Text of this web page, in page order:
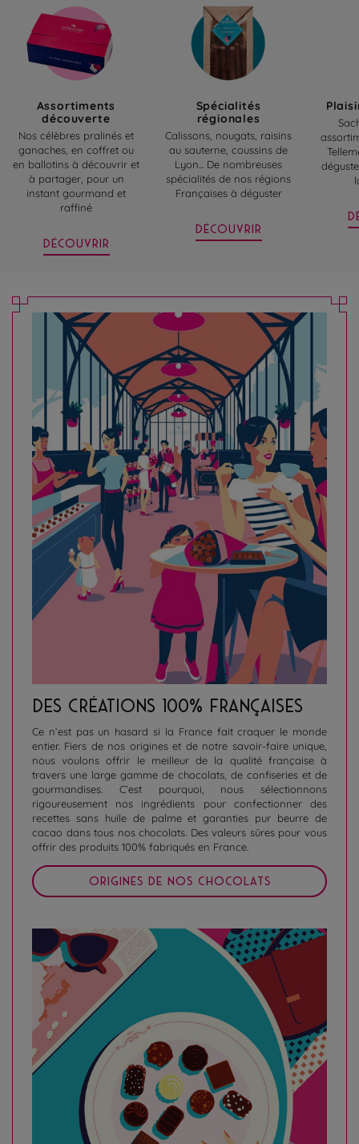
Assortiments
découverte
Nos célèbres pralinés et
ganaches, en coffret ou
en ballotins à découvrir et
à partager, pour un
instant gourmand et
raffiné
DÉCOUVRIR
Spécialités
régionales
Calissons, nougats, raisins
au sauterne, coussins de
Lyon... De nombreuses
spécialités de nos régions
Françaises à déguster
DÉCOUVRIR
DES CRÉATIONS 100% FRANÇAISES
Ce n‘est pas un hasard si la France fait craquer le monde
entier. Fiers de nos origines et de notre savoir-faire unique,
nous voulons offrir le meilleur de la qualité française à
travers une large gamme de chocolats, de confiseries et de
gourmandises. C’est pourquoi, nous sélectionnons
rigoureusement nos ingrédients pour confectionner des
recettes sans huile de palme et garanties pur beurre de
cacao dans tous nos chocolats. Des valeurs sûres pour vous
offrir des produits 100% fabriqués en France.
ORIGINES DE NOS CHOCOLATS